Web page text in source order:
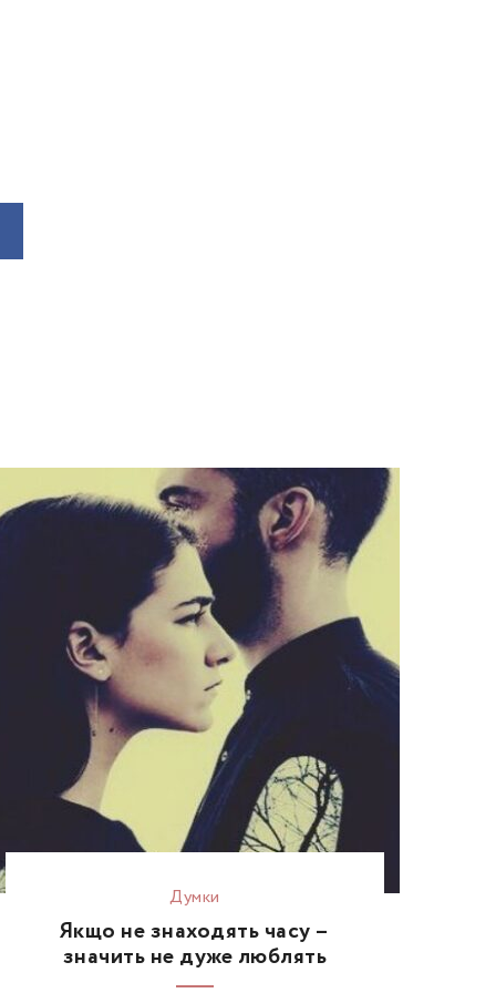
Думки
Якщо не знаходять часу –
значить не дуже люблять